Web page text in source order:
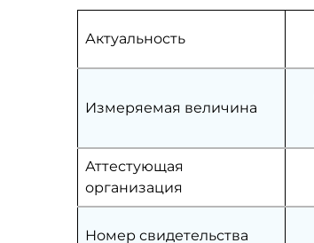
Актуальность
Измеряемая величина
Аттестующая
организация
Номер свидетельства